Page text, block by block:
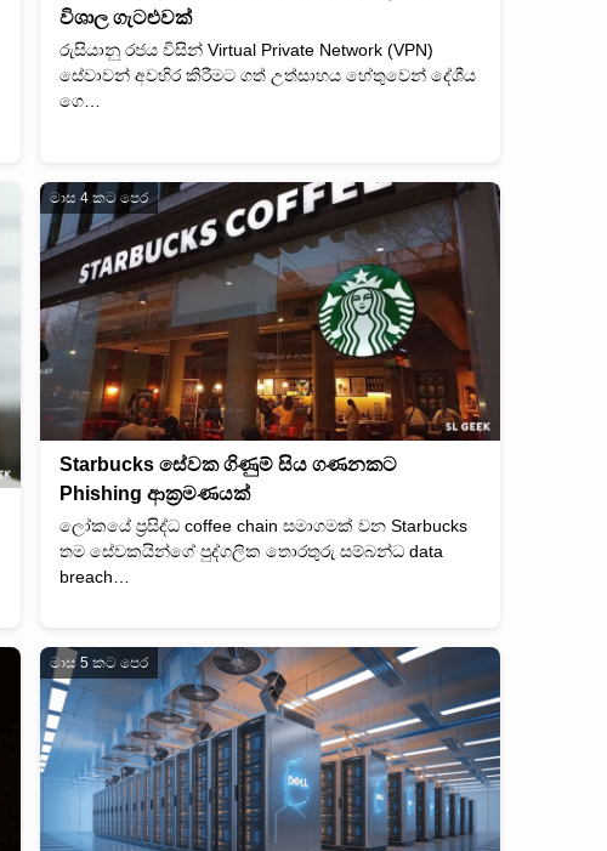
විශාල ගැටළුවක්
රුසියානු රජය විසින් Virtual Private Network (VPN)
සේවාවන් අවහිර කිරීමට ගත් උත්සාහය හේතුවෙන් දේශීය
ගෙ…
මාස 4 කට පෙර
Starbucks සේවක ගිණුම් සිය ගණනකට
Phishing ආක්‍රමණයක්
ලෝකයේ ප්‍රසිද්ධ coffee chain සමාගමක් වන Starbucks
තම සේවකයින්ගේ පුද්ගලික තොරතුරු සම්බන්ධ data
breach…
මාස 5 කට පෙර